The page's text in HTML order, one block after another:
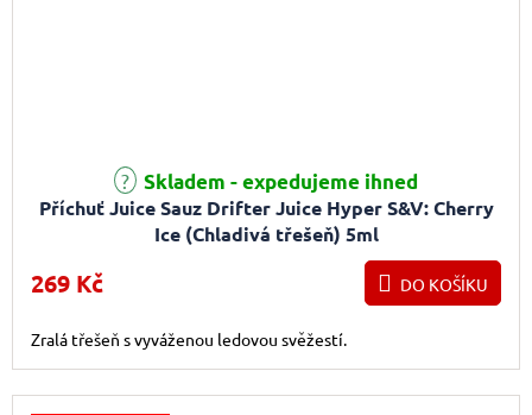
Příchuť Juice Sauz Drifter Juice Hyper S&V: Cherry
Ice (Chladivá třešeň) 5ml
Skladem - expedujeme ihned
269 Kč DO KOŠÍKU
Zralá třešeň s vyváženou ledovou svěžestí.